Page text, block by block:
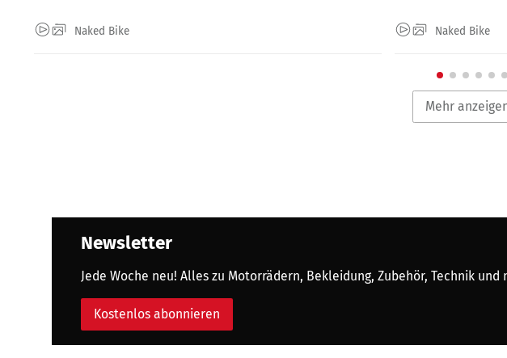
Naked Bike Naked Bike
Mehr
Newsletter
Jede Woche neu! Alles zu Motorrädern, Bekleidung, Zubehör, Technik
Kostenlos abonnieren